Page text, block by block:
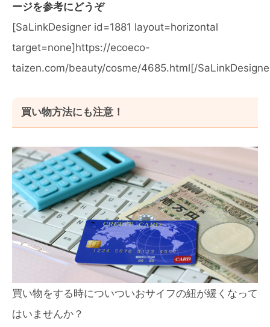
ージを参考にどうぞ
[SaLinkDesigner id=1881 layout=horizontal
target=none]https://ecoeco-
taizen.com/beauty/cosme/4685.html[/
買い物方法にも注意！
買い物をする時についついおサイフの紐が緩くなって
はいませんか？